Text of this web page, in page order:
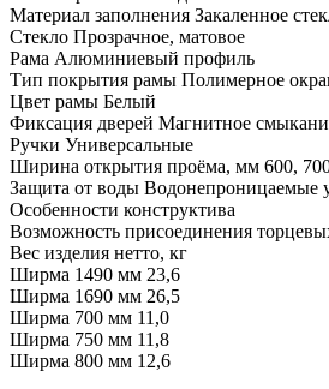
Материал заполнения Закаленное
Стекло Прозрачное, матовое
Рама Алюминиевый профиль
Тип покрытия рамы Полимерное
Цвет рамы Белый
Фиксация дверей Магнитное
Ручки Универсальные
Ширина открытия проёма, мм 600,
Защита от воды Водонепроницаемые
Особенности конструктива
Возможность присоединения
Вес изделия нетто, кг
Ширма 1490 мм 23,6
Ширма 1690 мм 26,5
Ширма 700 мм 11,0
Ширма 750 мм 11,8
Ширма 800 мм 12,6